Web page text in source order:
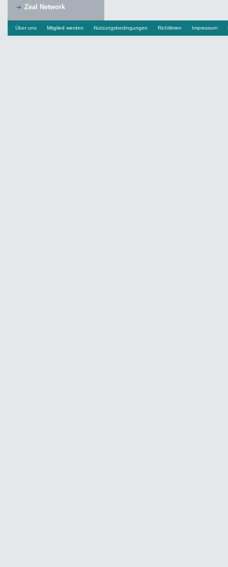
Zeal Network
Über uns Mitglied werden Nutzungsbedingungen Richtlinien Impressum